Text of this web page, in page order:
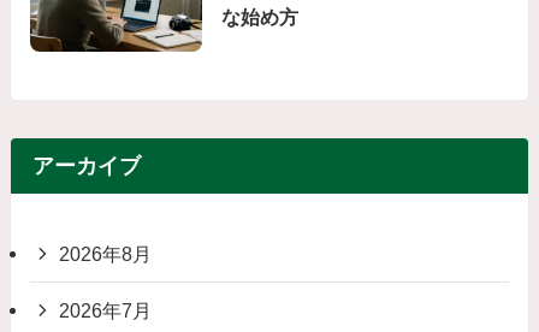
な始め方
アーカイブ
2026年8月
2026年7月